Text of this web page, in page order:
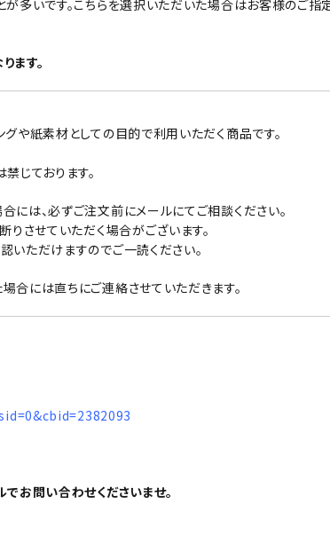
多いです。こちらを選択いただいた場合はお客様のご指
ます。
や紙素材としての目的で利用いただく商品です。
じております。
は、必ずご注文前にメールにてご相談ください。
りさせていただく場合がございます。
ただけますのでご一読ください。
には直ちにご連絡させていただきます。
お問い合わせくださいませ。